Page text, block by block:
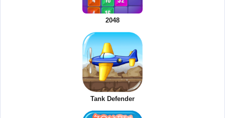
2048
Tank Defender